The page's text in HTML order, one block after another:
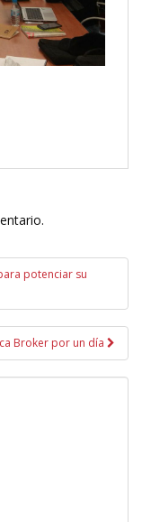
potenciar su
Broker por un día